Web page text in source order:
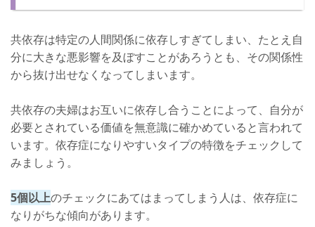
共依存は特定の人間関係に依存しすぎてしまい、たとえ自
分に大きな悪影響を及ぼすことがあろうとも、その関係性
から抜け出せなくなってしまいます。
共依存の夫婦はお互いに依存し合うことによって、自分が
必要とされている価値を無意識に確かめていると言われて
います。依存症になりやすいタイプの特徴をチェックして
みましょう。
5個以上のチェックにあてはまってしまう人は、依存症に
なりがちな傾向があります。